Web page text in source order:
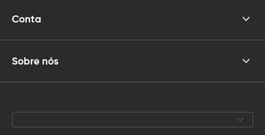
Conta
Sobre nós